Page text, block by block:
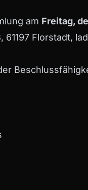
am Freitag,
61197 Florstadt,